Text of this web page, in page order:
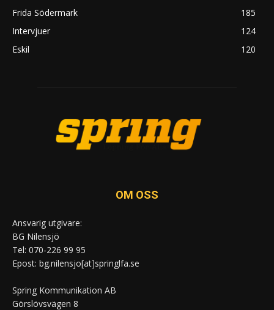
Frida Södermark
185
Intervjuer
124
Eskil
120
OM OSS
Ansvarig utgivare:
BG Nilensjö
Tel: 070-226 99 95
Epost: bg.nilensjo[at]springlfa.se
Spring Kommunikation AB
Görslövsvägen 8